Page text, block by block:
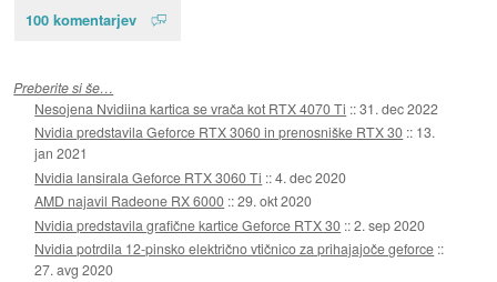
100 komentarjev
Preberite si še…
Nesojena Nvidiina kartica se vrača kot RTX 4070 Ti ::31. dec 2022
Nvidia predstavila Geforce RTX 3060 in prenosniške RTX 30 :: 13.
jan 2021
Nvidia lansirala Geforce RTX 3060 Ti ::4. dec 2020
AMD najavil Radeone RX 6000 ::29. okt 2020
Nvidia predstavila grafične kartice Geforce RTX 30 ::2. sep 2020
Nvidia potrdila 12-pinsko električno vtičnico za prihajajoče geforce ::
27. avg 2020